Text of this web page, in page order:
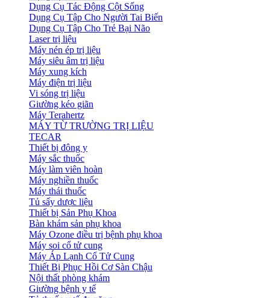
Dụng Cụ Tác Động Cột Sống
Dụng Cụ Tập Cho Người Tai Biến
Dụng Cụ Tập Cho Trẻ Bại Não
Laser trị liệu
Máy nén ép trị liệu
Máy siêu âm trị liệu
Máy xung kích
Máy điện trị liệu
Vi sóng trị liệu
Giường kéo giãn
Máy Terahertz
MÁY TỪ TRƯỜNG TRỊ LIỆU
TECAR
Thiết bị đông y
Máy sắc thuốc
Máy làm viên hoàn
Máy nghiền thuốc
Máy thái thuốc
Tủ sấy dược liệu
Thiết bị Sản Phụ Khoa
Bàn khám sản phụ khoa
Máy Ozone điều trị bệnh phụ khoa
Máy soi cổ tử cung
Máy Áp Lạnh Cổ Tử Cung
Thiết Bị Phục Hồi Cơ Sàn Chậu
Nội thất phòng khám
Giường bệnh y tế